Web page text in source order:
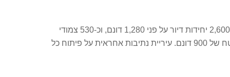
שכונת נווה שרון ממוקמת בחלקה הצפון מערבי של נתיבות, ליד הכניסה לעיר מכביש 25 ובסמוך לנחל בוהו. השכונה תכלול כ-2,600 יחידות דיור על פני 1,280 דונם, וכ-530 צמודי
קרקע, כ-35,000 מ”ר למסחר ותעסוקה, ושטחים ציבוריים בהיקף של כ-50,000 מ”ר. מתוכנן לקום בה גם פארק נחל בוהו בשטח של 900 דונם. עיריית נתיבות אחראית על פיתוח כל